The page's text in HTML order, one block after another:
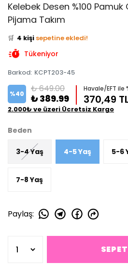
Kelebek Desen %100 Pamuk
Pijama Takım
👀 3 kişi
Bu ürünü
🛒 4 kişi sepetine ekledi!
✅ Bugün 2 adet
Tükeniyor
Barkod: KCPT203-45
%40 ₺ 649.00
₺ 389.99
Havale/EFT ile
370,49
2.000₺ ve üzeri Ücretsiz Kargo
Beden
3-4 Yaş 4-5 Yaş 5-6
7-8 Yaş
Paylaş: